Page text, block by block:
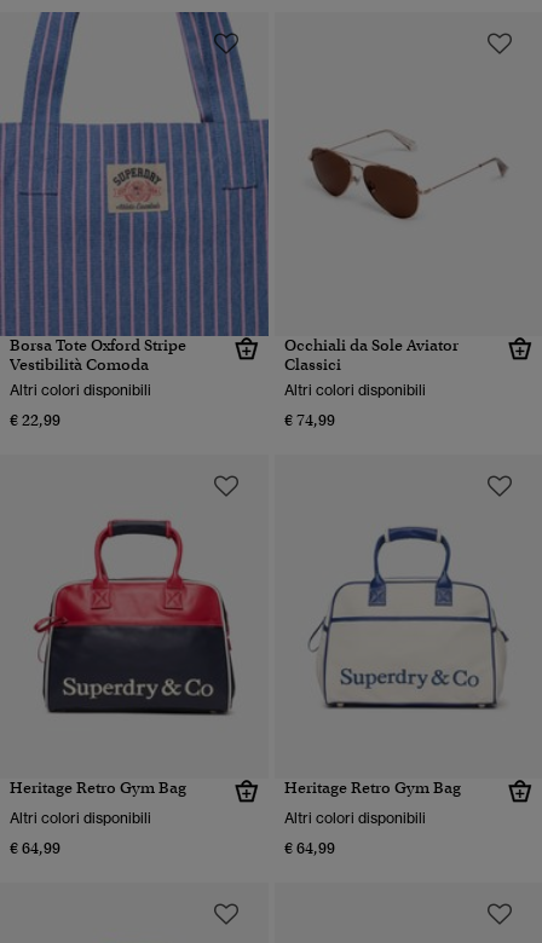
Borsa Tote Oxford Stripe
Vestibilità Comoda
Altri colori disponibili
€ 22,99
Occhiali da Sole Aviator
Classici
Altri colori disponibili
€ 74,99
Heritage Retro Gym Bag
Altri colori disponibili
€ 64,99
Heritage Retro Gym Bag
Altri colori disponibili
€ 64,99